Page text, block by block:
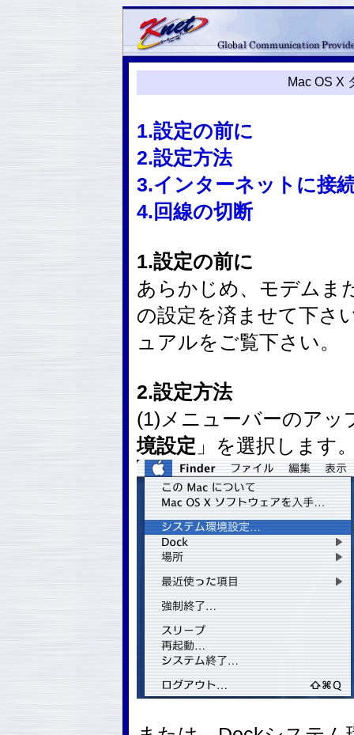
Mac OS X
1.設定の前に
2.設定方法
3.インターネットに接
4.回線の切断
1.設定の前に
あらかじめ、モデムま
の設定を済ませて下さ
ュアルをご覧下さい。
2.設定方法
(1)メニューバーのアッ
境設定 」を選択します